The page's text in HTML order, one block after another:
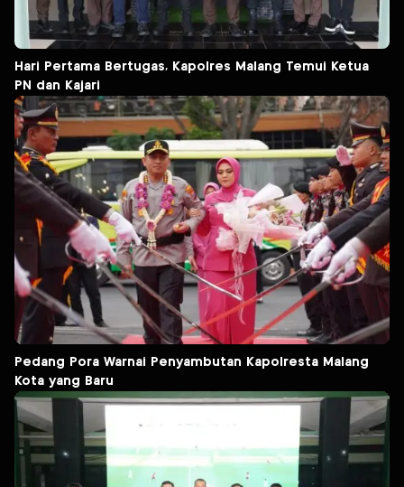
Hari Pertama Bertugas, Kapolres Malang Temui Ketua
PN dan Kajari
Pedang Pora Warnai Penyambutan Kapolresta Malang
Kota yang Baru